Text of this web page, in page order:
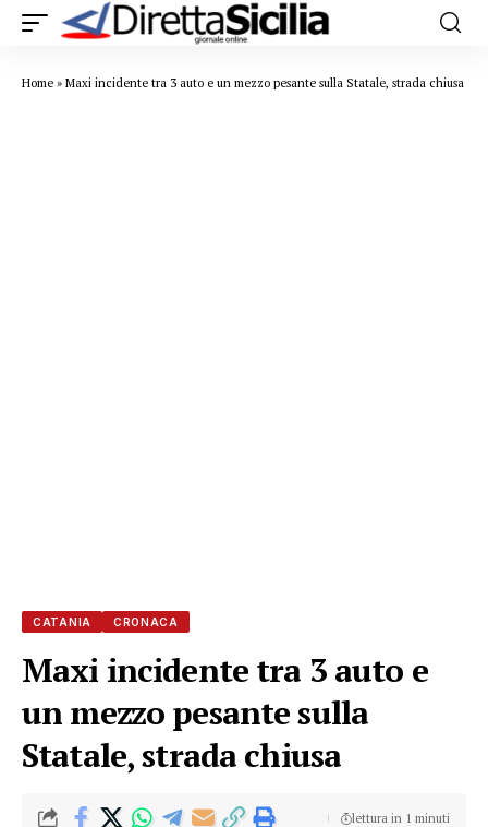
Home » Maxi incidente tra 3 auto e un mezzo pesante sulla Statale, strada chiusa
CATANIA CRONACA
Maxi incidente tra 3 auto e
un mezzo pesante sulla
Statale, strada chiusa
lettura in 1 minuti